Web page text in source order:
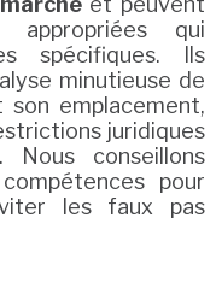
appropriées qui
spécifiques. Ils
minutieuse de
son emplacement,
juridiques
Nous conseillons
pour
les faux pas